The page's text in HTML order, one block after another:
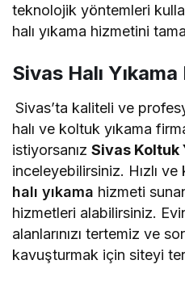
teknolojik yöntemleri
halı yıkama hizmetini
Sivas Halı Yıkama
Sivas’ta kaliteli ve
halı ve koltuk yıkama
istiyorsanızSivas Koltuk
inceleyebilirsiniz. Hızlı
halı yıkama hizmeti
hizmetleri alabilirsiniz.
alanlarınızı tertemiz ve
kavuşturmak için siteyi